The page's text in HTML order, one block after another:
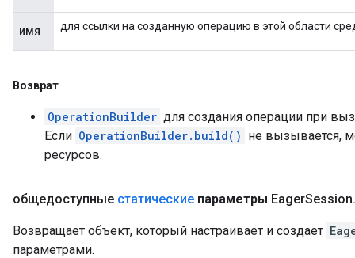
имя для ссылки на созданную операцию в этой области
Возврат
OperationBuilder для создания операции при
Если OperationBuilder.build() не вызывается,
ресурсов.
общедоступные статические параметры EagerSession.
Возвращает объект, который настраивает и создает
параметрами.